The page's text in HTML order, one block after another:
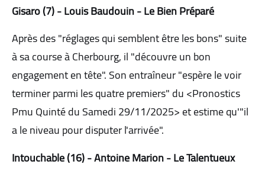
Gisaro (7) - Louis Baudouin - Le Bien Préparé
Après des "réglages qui semblent être les bons" suite
à sa course à Cherbourg, il "découvre un bon
engagement en tête". Son entraîneur "espère le voir
terminer parmi les quatre premiers" du <Pronostics
Pmu Quinté du Samedi 29/11/2025> et estime qu'"il
a le niveau pour disputer l'arrivée".
Intouchable (16) - Antoine Marion - Le Talentueux